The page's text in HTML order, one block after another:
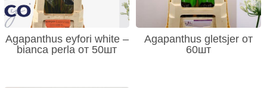
Agapanthus eyfori white –
bianca perla от 50шт
Agapanthus gletsjer от
60шт